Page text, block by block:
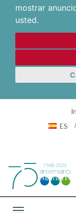
mostrar
usted.
ES
Toggle navigation